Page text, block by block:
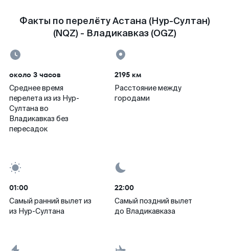
Факты по перелёту Астана (Нур-Султан)
(NQZ) - Владикавказ (OGZ)
около 3 часов
Среднее время
перелета из из Нур-
Султана во
Владикавказ без
пересадок
2195 км
Расстояние между
городами
01:00
Самый ранний вылет из
из Нур-Султана
22:00
Самый поздний вылет
до Владикавказа